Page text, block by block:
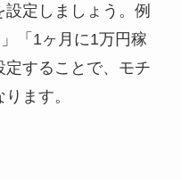
定しましょう。例
「1ヶ月に1万円稼
定することで、モチ
ます。